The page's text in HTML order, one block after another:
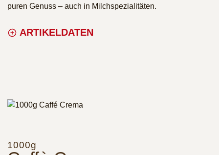
puren Genuss – auch in Milchspezialitäten.
ARTIKELDATEN
1000g